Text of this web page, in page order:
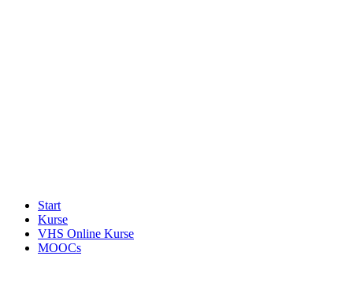
Start
Kurse
VHS Online Kurse
MOOCs